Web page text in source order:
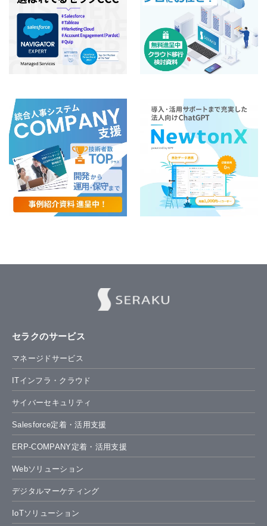
セラクのサービス
マネージドサービス
ITインフラ・クラウド
サイバーセキュリティ
Salesforce定着・活用支援
ERP-COMPANY定着・活用支援
Webソリューション
デジタルマーケティング
IoTソリューション